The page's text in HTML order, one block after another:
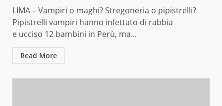
LIMA – Vampiri o maghi? Stregoneria o pipistrelli?
Pipistrelli vampiri hanno infettato di rabbia
e ucciso 12 bambini in Perù, ma...
Read More